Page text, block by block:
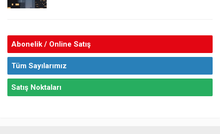
Abonelik / Online Satış
Tüm Sayılarımız
Satış Noktaları